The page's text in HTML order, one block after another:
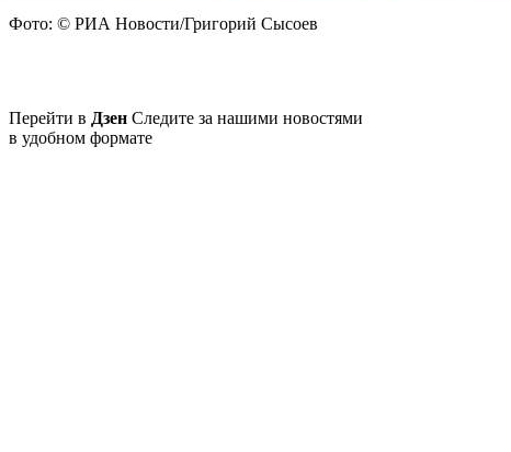
Фото: © РИА Новости/Григорий Сысоев
Перейти в Дзен Следите за нашими новостями
в удобном формате